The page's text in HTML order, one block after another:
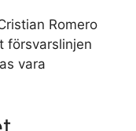
Romero
försvarslinjen
vara